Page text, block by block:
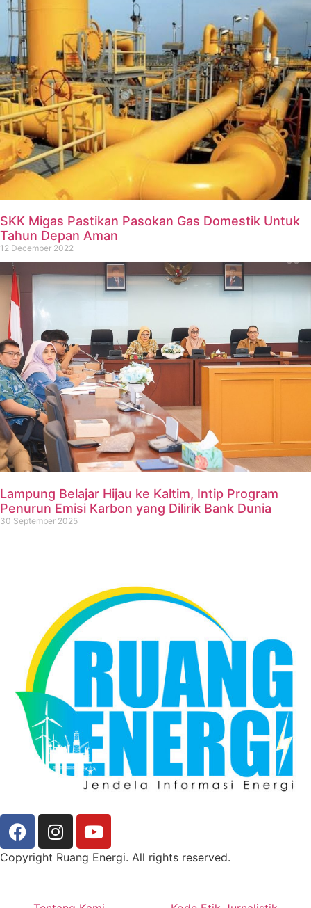
SKK Migas Pastikan Pasokan Gas Domestik Untuk
Tahun Depan Aman
12 December 2022
Lampung Belajar Hijau ke Kaltim, Intip Program
Penurun Emisi Karbon yang Dilirik Bank Dunia
30 September 2025
Copyright Ruang Energi. All rights reserved.